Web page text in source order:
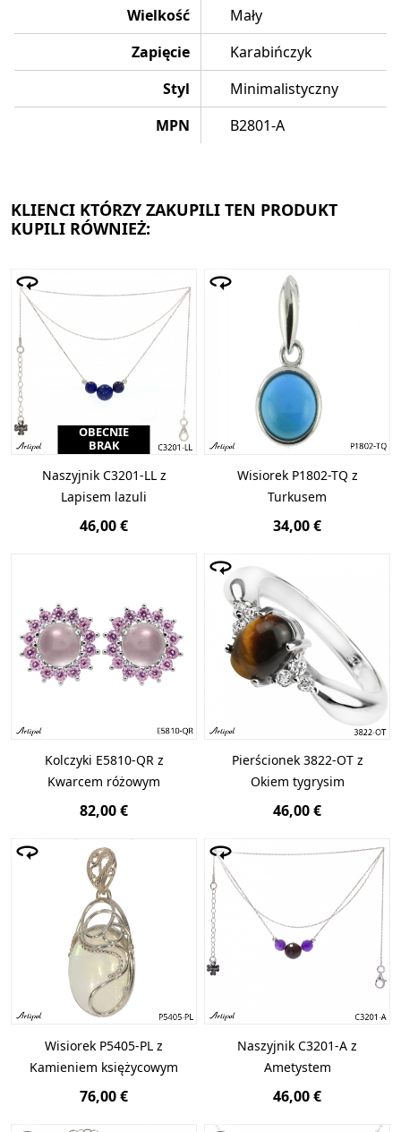
Wielkość
Mały
Zapięcie
Karabińczyk
Styl
Minimalistyczny
MPN
B2801-A
KLIENCI KTÓRZY ZAKUPILI TEN PRODUKT
KUPILI RÓWNIEŻ:
OBECNIE
BRAK
Naszyjnik C3201-LL z
Lapisem lazuli
46,00 €
Wisiorek P1802-TQ z
Turkusem
34,00 €
Kolczyki E5810-QR z
Kwarcem różowym
82,00 €
Pierścionek 3822-OT z
Okiem tygrysim
46,00 €
Wisiorek P5405-PL z
Kamieniem księżycowym
76,00 €
Naszyjnik C3201-A z
Ametystem
46,00 €